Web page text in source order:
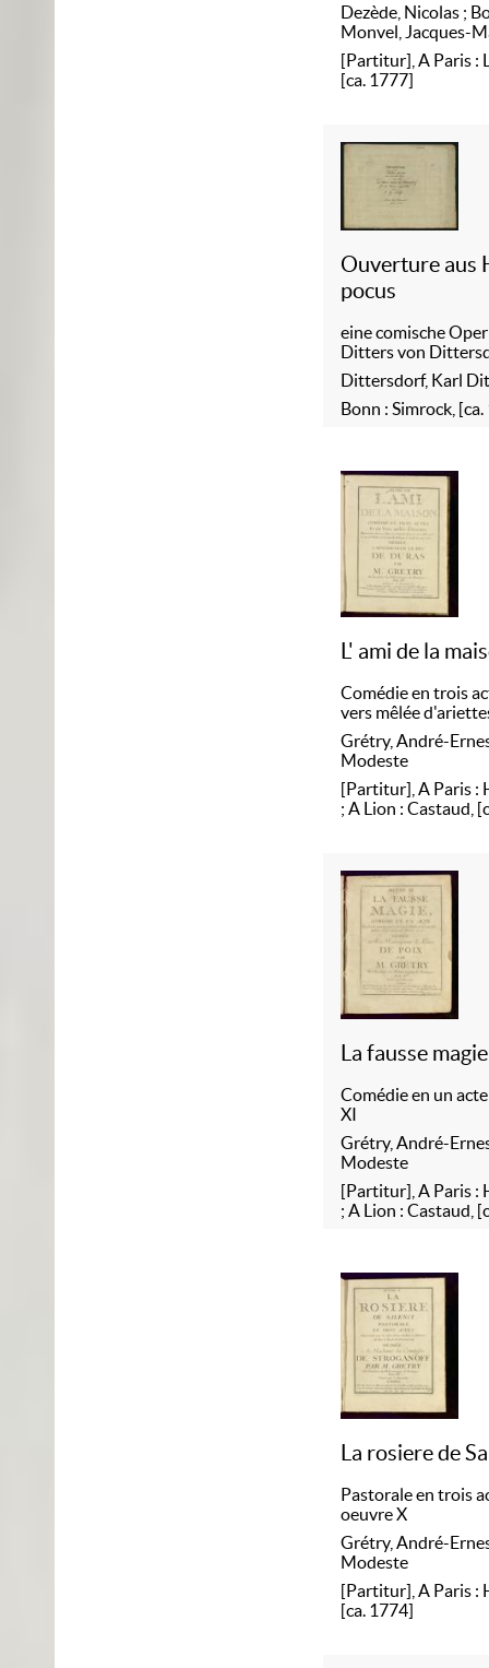
Dezède, Nicolas ;
Monvel, Jacques-
[Partitur], A Paris :
[ca. 1777]
Ouverture aus
pocus
eine comische
Ditters von
Dittersdorf, Karl
Bonn : Simrock,
L' ami de la
Comédie en trois
vers mêlée
Grétry, André-
Modeste
[Partitur], A Paris :
; A Lion : Castaud,
La fausse magie
Comédie en un
XI
Grétry, André-
Modeste
[Partitur], A Paris :
; A Lion : Castaud,
La rosiere de
Pastorale en trois
oeuvre X
Grétry, André-
Modeste
[Partitur], A Paris :
[ca. 1774]